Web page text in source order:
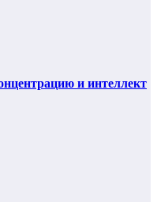
и интеллект